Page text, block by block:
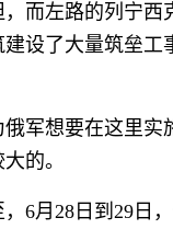
而左路的列宁
设了大量筑垒
军想要在这里实
的。
6月28日到29日